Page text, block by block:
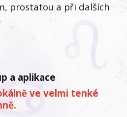
prostatou a při dalších
a aplikace
ve velmi tenké